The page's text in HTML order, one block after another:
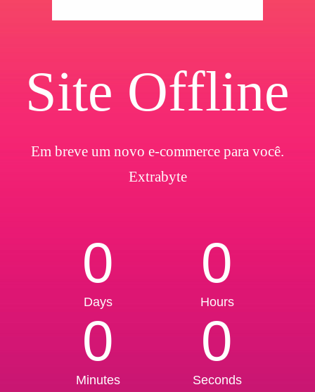
Site Offline
Em breve um novo e-commerce para você.
Extrabyte
0
Days
0
Hours
0
Minutes
0
Seconds